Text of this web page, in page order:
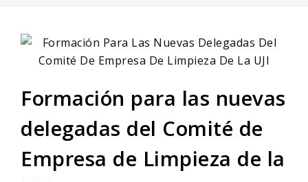
Formación para las nuevas
delegadas del Comité de
Empresa de Limpieza de la